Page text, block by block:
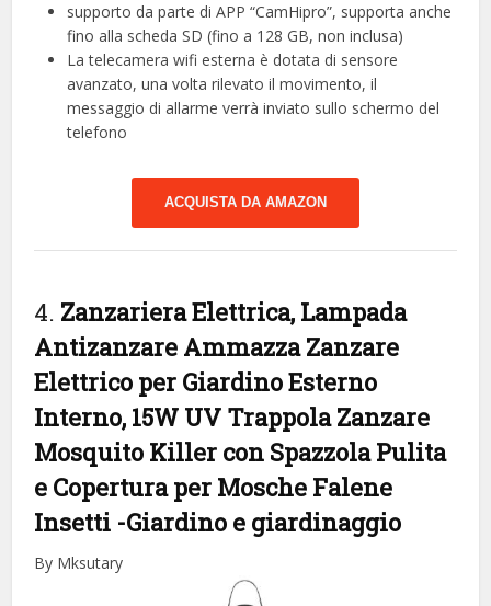
supporto da parte di APP “CamHipro”, supporta anche
fino alla scheda SD (fino a 128 GB, non inclusa)
La telecamera wifi esterna è dotata di sensore
avanzato, una volta rilevato il movimento, il
messaggio di allarme verrà inviato sullo schermo del
telefono
ACQUISTA DA AMAZON
4. Zanzariera Elettrica, Lampada
Antizanzare Ammazza Zanzare
Elettrico per Giardino Esterno
Interno, 15W UV Trappola Zanzare
Mosquito Killer con Spazzola Pulita
e Copertura per Mosche Falene
Insetti -Giardino e giardinaggio
By Mksutary